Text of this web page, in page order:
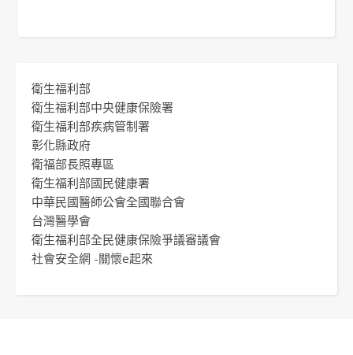
衛生福利部
衛生福利部中央健康保險署
衛生福利部疾病管制署
彰化縣政府
衛福部長照專區
衛生福利部國民健康署
中華民國醫師公會全國聯合會
台灣醫學會
衛生福利部全民健康保險爭議審議會
社會安全網 -關懷e起來